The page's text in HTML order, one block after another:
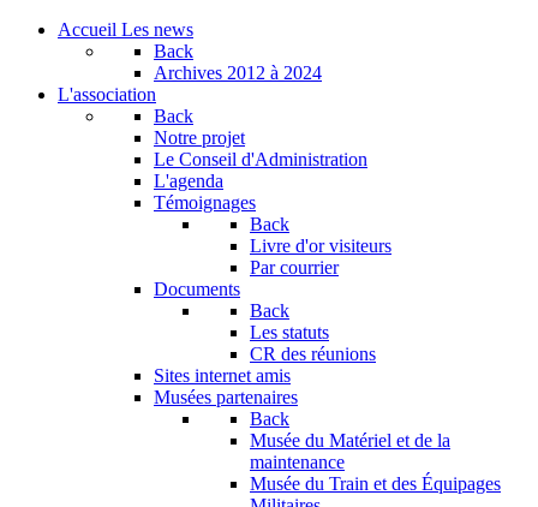
Accueil Les news
Back
Archives 2012 à 2024
L'association
Back
Notre projet
Le Conseil d'Administration
L'agenda
Témoignages
Back
Livre d'or visiteurs
Par courrier
Documents
Back
Les statuts
CR des réunions
Sites internet amis
Musées partenaires
Back
Musée du Matériel et de la
maintenance
Musée du Train et des Équipages